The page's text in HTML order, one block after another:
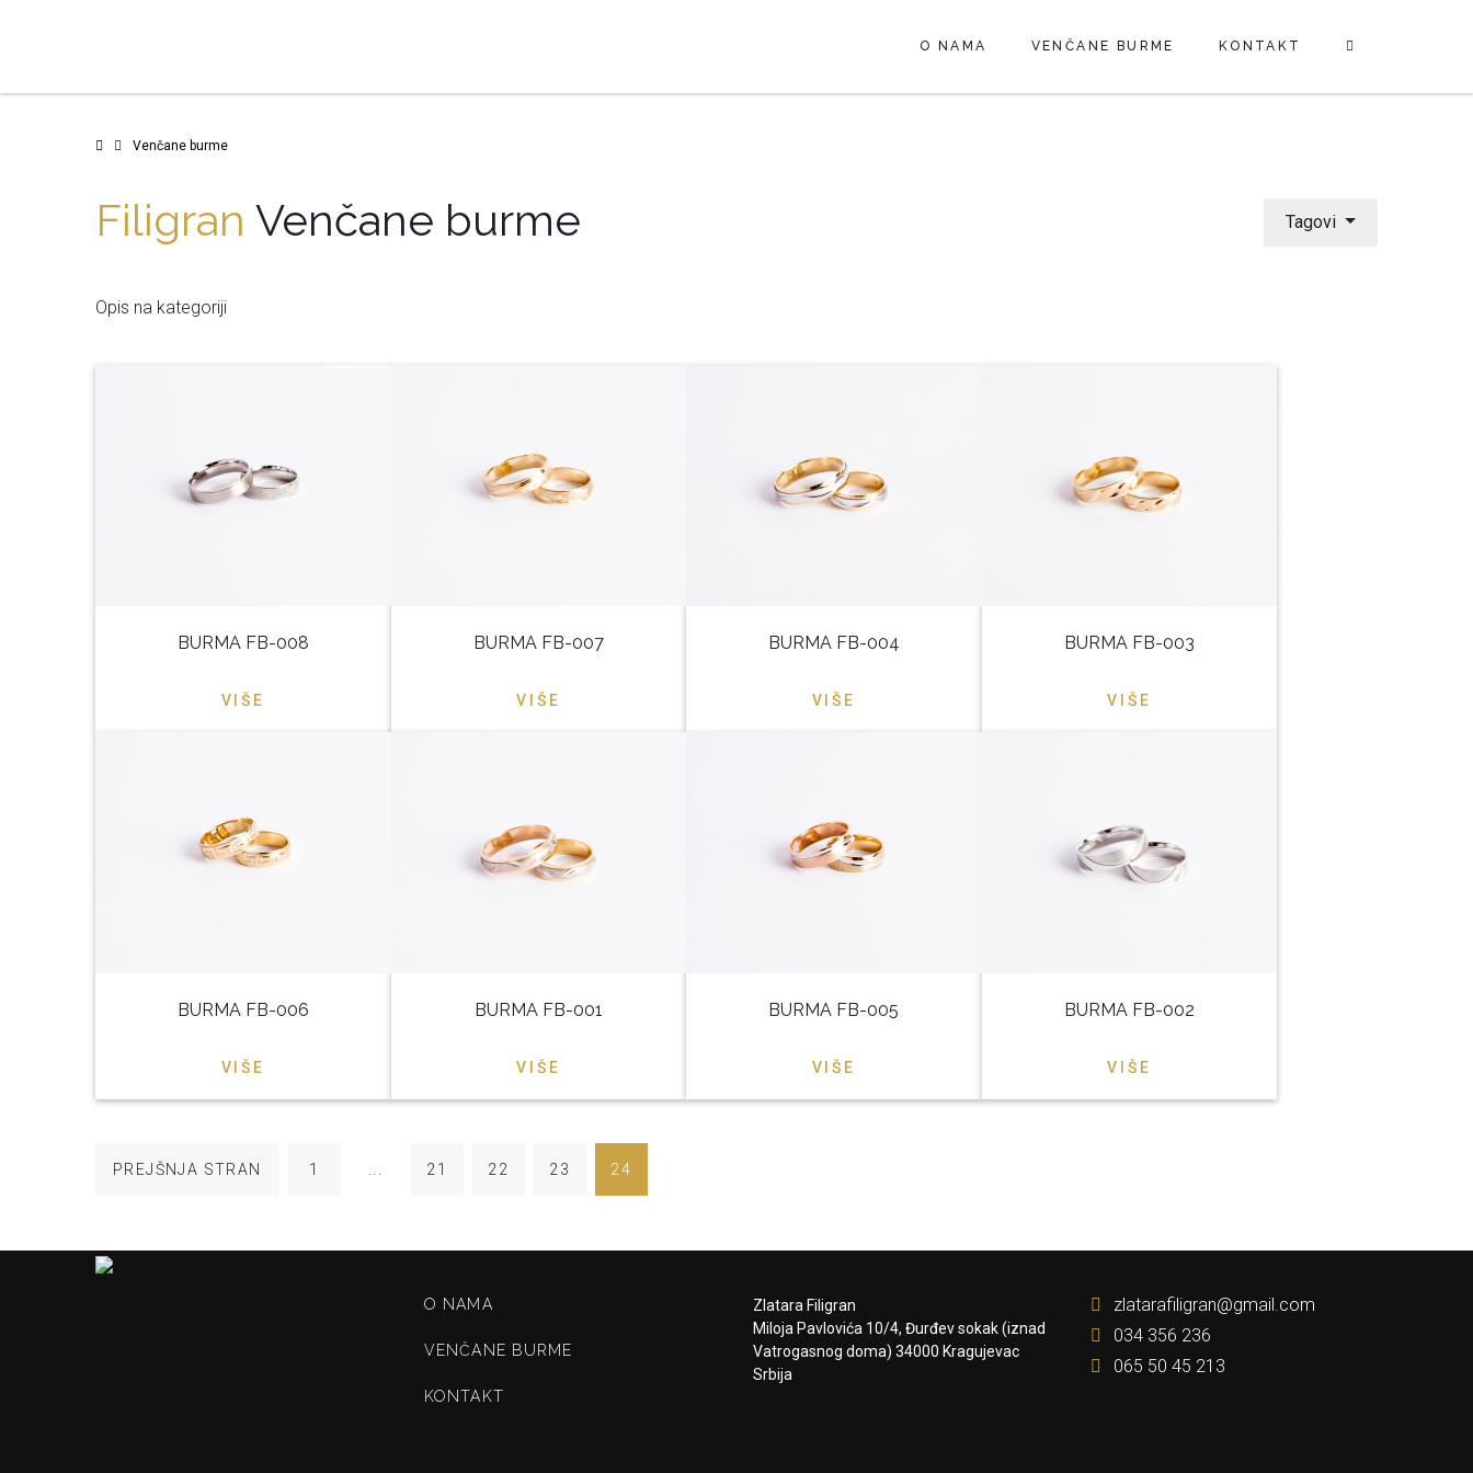
O NAMA VENČANE BURME KONTAKT
Venčane burme
Filigran Venčane burme Tagovi
Opis na kategoriji
BURMA FB-008
VIŠE
BURMA FB-007
VIŠE
BURMA FB-004
VIŠE
BURMA FB-003
VIŠE
BURMA FB-006
VIŠE
BURMA FB-001
VIŠE
BURMA FB-005
VIŠE
BURMA FB-002
VIŠE
PREJŠNJA STRAN 1 21 22 23 24
O NAMA
VENČANE BURME
KONTAKT
Zlatara Filigran
Miloja Pavlovića 10/4, Đurđev sokak (iznad
Vatrogasnog doma) 34000 Kragujevac
Srbija
zlatarafiligran@gmail.com
034 356 236
065 50 45 213